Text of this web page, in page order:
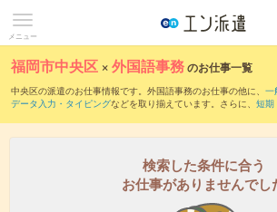
メニュー
福岡市中央区 ×外国語事務のお仕事一覧
中央区の派遣のお仕事情報です。外国語事務のお仕事の他に、 一
データ入力・タイピングなどを取り揃えています。さらに、 短期
検索した条件に合う
お仕事がありませんでし